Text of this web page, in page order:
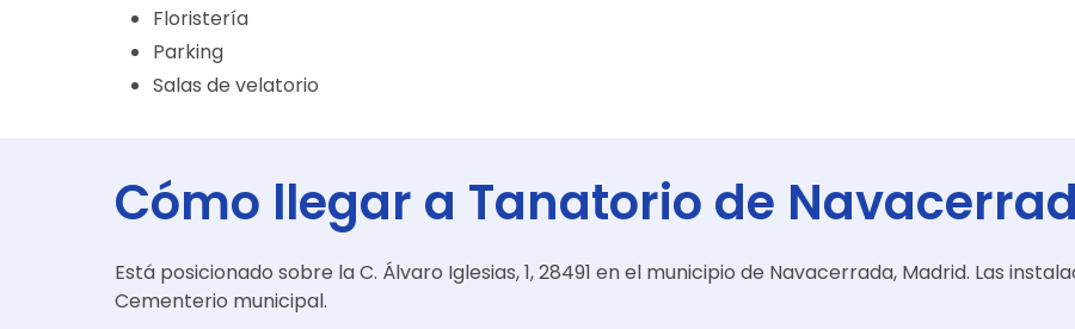
Floristería
Parking
Salas de velatorio
Cómo llegar a Tanatorio de
Está posicionado sobre la C. Álvaro Iglesias, 1, 28491 en el municipio de Navacerrada, Madrid. Las
Cementerio municipal.